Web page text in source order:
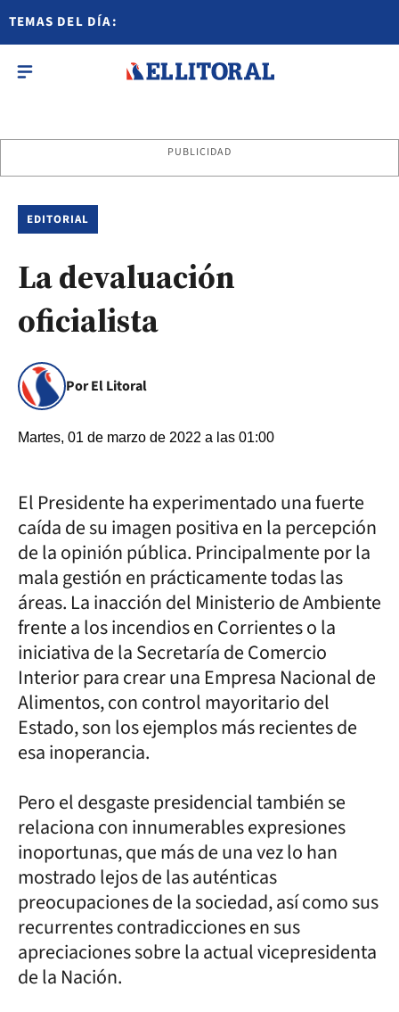
TEMAS DEL DÍA:
PUBLICIDAD
EDITORIAL
La devaluación
oficialista
Por El Litoral
Martes, 01 de marzo de 2022 a las 01:00
El Presidente ha experimentado una fuerte
caída de su imagen positiva en la percepción
de la opinión pública. Principalmente por la
mala gestión en prácticamente todas las
áreas. La inacción del Ministerio de Ambiente
frente a los incendios en Corrientes o la
iniciativa de la Secretaría de Comercio
Interior para crear una Empresa Nacional de
Alimentos, con control mayoritario del
Estado, son los ejemplos más recientes de
esa inoperancia.
Pero el desgaste presidencial también se
relaciona con innumerables expresiones
inoportunas, que más de una vez lo han
mostrado lejos de las auténticas
preocupaciones de la sociedad, así como sus
recurrentes contradicciones en sus
apreciaciones sobre la actual vicepresidenta
de la Nación.